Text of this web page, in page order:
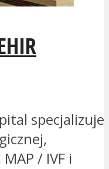
specjalizuje
/ IVF i